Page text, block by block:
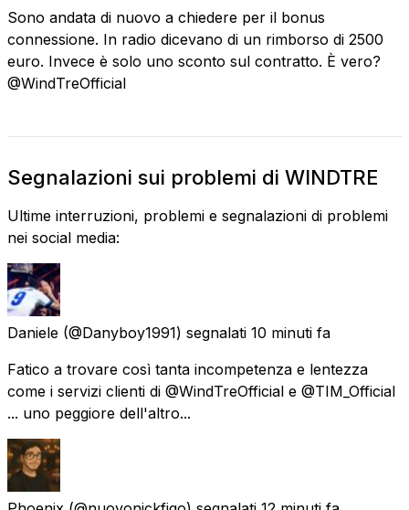
Sono andata di nuovo a chiedere per il bonus
connessione. In radio dicevano di un rimborso di 2500
euro. Invece è solo uno sconto sul contratto. È vero?
@WindTreOfficial
Segnalazioni sui problemi di WINDTRE
Ultime interruzioni, problemi e segnalazioni di problemi
nei social media:
Daniele (@Danyboy1991) segnalati 10 minuti fa
Fatico a trovare così tanta incompetenza e lentezza
come i servizi clienti di @WindTreOfficial e @TIM_Official
... uno peggiore dell'altro...